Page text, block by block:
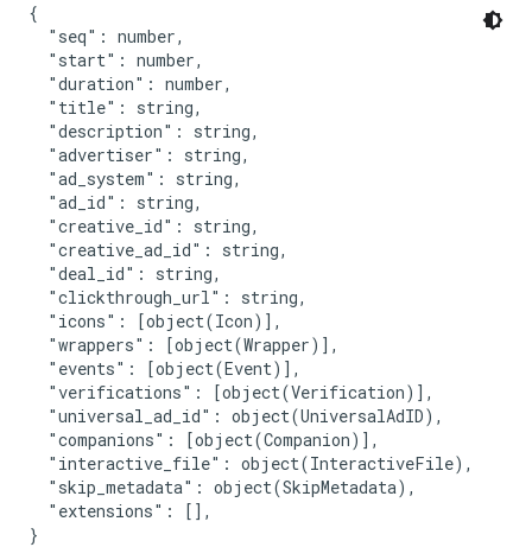
{
  "seq": number,
  "start": number,
  "duration": number,
  "title": string,
  "description": string,
  "advertiser": string,
  "ad_system": string,
  "ad_id": string,
  "creative_id": string,
  "creative_ad_id": string,
  "deal_id": string,
  "clickthrough_url": string,
  "icons": [object(Icon)],
  "wrappers": [object(Wrapper)],
  "events": [object(Event)],
  "verifications": [object(Verification)],
  "universal_ad_id": object(UniversalAdID),
  "companions": [object(Companion)],
  "interactive_file": object(InteractiveFile),
  "skip_metadata": object(SkipMetadata),
  "extensions": [],
}